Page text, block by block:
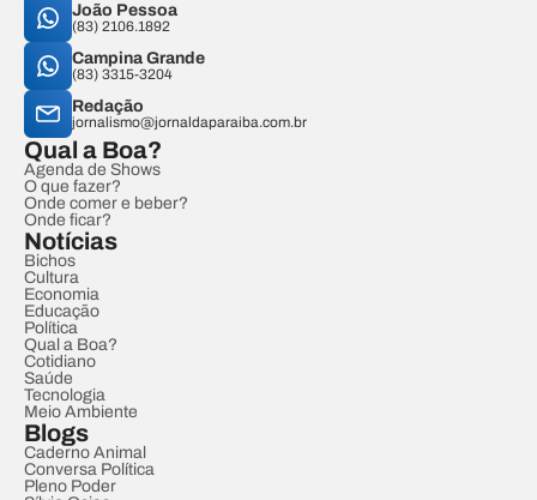
João Pessoa
(83) 2106.1892
Campina Grande
(83) 3315-3204
Redação
jornalismo@jornaldaparaiba.com.br
Qual a Boa?
Agenda de Shows
O que fazer?
Onde comer e beber?
Onde ficar?
Notícias
Bichos
Cultura
Economia
Educação
Política
Qual a Boa?
Cotidiano
Saúde
Tecnologia
Meio Ambiente
Blogs
Caderno Animal
Conversa Política
Pleno Poder